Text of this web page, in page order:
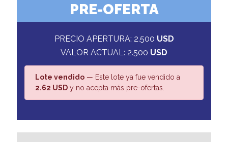
PRE-OFERTA
PRECIO APERTURA: 2.500 USD
VALOR ACTUAL: 2.500 USD
Lote vendido — Este lote ya fue vendido a
2.62 USD y no acepta más pre-ofertas.